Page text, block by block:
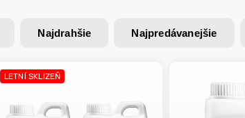
Najdrahšie Najpredávanejšie
LETNÍ SKLIZEŇ